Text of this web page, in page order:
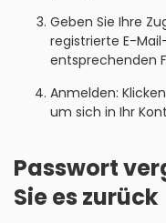
Geben Sie Ihre
registrierte E-
entsprechenden
Anmelden:
um sich in Ihr
Passwort
Sie es zurück